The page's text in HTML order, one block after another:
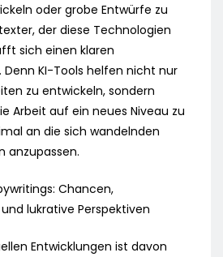
oder grobe Entwürfe zu
der diese Technologien
sich einen klaren
KI-Tools helfen nicht nur
zu entwickeln, sondern
Arbeit auf ein neues Niveau zu
an die sich wandelnden
anzupassen.
Chancen,
lukrative Perspektiven
Entwicklungen ist davon